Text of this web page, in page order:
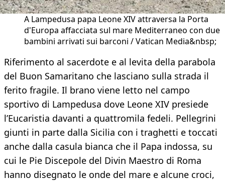
A Lampedusa papa Leone XIV attraversa la Porta
d'Europa affacciata sul mare Mediterraneo con due
bambini arrivati sui barconi / Vatican Media&nbsp;
Riferimento al sacerdote e al levita della parabola
del Buon Samaritano che lasciano sulla strada il
ferito fragile. Il brano viene letto nel campo
sportivo di Lampedusa dove Leone XIV presiede
l’Eucaristia davanti a quattromila fedeli. Pellegrini
giunti in parte dalla Sicilia con i traghetti e toccati
anche dalla casula bianca che il Papa indossa, su
cui le Pie Discepole del Divin Maestro di Roma
hanno disegnato le onde del mare e alcune croci,